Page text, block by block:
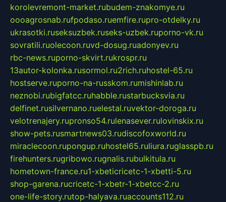
korolevremont-market.rubudem-znakomye.ru
oooagrosnab.rufpodaso.ruemfire.rupro-otdelky.ru
ukrasotki.ruseksuzbek.ruseks-uzbek.ruporno-vk.ru
sovratili.ruolecoon.ruvd-dosug.ruadonyev.ru
rbc-news.ruporno-skvirt.rukrospr.ru
13autor-kolonka.rusormol.ru2rich.ruhostel-65.ru
hostserve.ruporno-na-russkom.rumishinlab.ru
neznobi.rubigfatcc.ruhabble.rustarbucksvia.ru
delfinet.rusilvernano.ruelestal.ruvektor-doroga.ru
velotrenajery.rupronso54.rulenasever.rulovinskix.ru
show-pets.rusmartnews03.rudiscofoxworld.ru
miraclecoon.rupongup.ruhostel65.ruliura.ruglasspb.ru
firehunters.rugribowo.rugnalis.rubulkitula.ru
hometown-france.ru1-xbeticricetc-1-xbetti-5.ru
shop-garena.rucricetc-1-xbetr-1-xbetcc-2.ru
one-life-story.rutop-halyava.ruaccounts112.ru